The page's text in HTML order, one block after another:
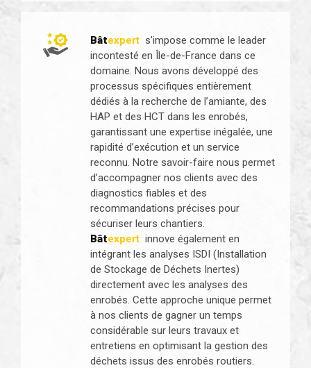
Bâtexpert s’impose comme le leader
incontesté en Île-de-France dans ce
domaine. Nous avons développé des
processus spécifiques entièrement
dédiés à la recherche de l’amiante, des
HAP et des HCT dans les enrobés,
garantissant une expertise inégalée, une
rapidité d’exécution et un service
reconnu. Notre savoir-faire nous permet
d’accompagner nos clients avec des
diagnostics fiables et des
recommandations précises pour
sécuriser leurs chantiers.
Bâtexpert innove également en
intégrant les analyses ISDI (Installation
de Stockage de Déchets Inertes)
directement avec les analyses des
enrobés. Cette approche unique permet
à nos clients de gagner un temps
considérable sur leurs travaux et
entretiens en optimisant la gestion des
déchets issus des enrobés routiers.